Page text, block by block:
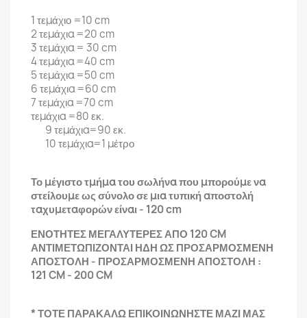
1 τεμάχιο =10 cm
2 τεμάχια =20 cm
3 τεμάχια = 30 cm
4 τεμάχια =40 cm
5 τεμάχια =50 cm
6 τεμάχια =60 cm
7 τεμάχια =70 cm
τεμάχια =80 εκ.
9 τεμάχια=90 εκ.
10 τεμάχια=1 μέτρο
Το μέγιστο τμήμα του σωλήνα που μπορούμε να
στείλουμε ως σύνολο σε μια τυπική αποστολή
ταχυμεταφορών είναι - 120 cm
ΕΝΟΤΗΤΕΣ ΜΕΓΑΛΥΤΕΡΕΣ ΑΠΟ 120 CM
ΑΝΤΙΜΕΤΩΠΙΖΟΝΤΑΙ ΗΔΗ ΩΣ ΠΡΟΣΑΡΜΟΣΜΕΝΗ
ΑΠΟΣΤΟΛΗ - ΠΡΟΣΑΡΜΟΣΜΕΝΗ ΑΠΟΣΤΟΛΗ :
121 CM - 200 CM
* ΤΟΤΕ ΠΑΡΑΚΑΛΩ ΕΠΙΚΟΙΝΩΝΗΣΤΕ ΜΑΖΙ ΜΑΣ